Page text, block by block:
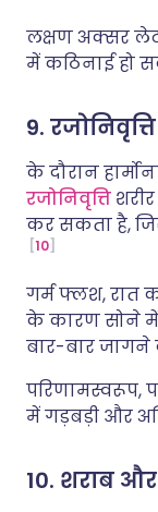
लक्षण अक्सर
में कठिनाई हो
9. रजोनिवृत्ति
के दौरान
रजोनिवृत्ति
कर सकता है,
10
गर्म फ्लश, रात
के कारण सोने में
बार-बार
परिणामस्वरूप,
में गड़बड़ी और
10. शराब